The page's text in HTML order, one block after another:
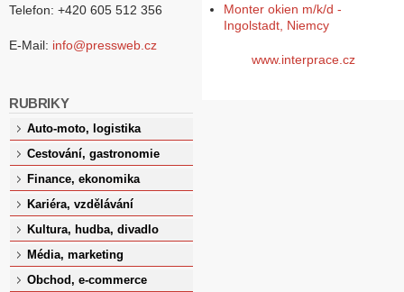
Telefon: +420 605 512 356
E-Mail: info@pressweb.cz
RUBRIKY
Auto-moto, logistika
Cestování, gastronomie
Finance, ekonomika
Kariéra, vzdělávání
Kultura, hudba, divadlo
Média, marketing
Obchod, e-commerce
Monter okien m/k/d -
Ingolstadt, Niemcy
www.interprace.cz